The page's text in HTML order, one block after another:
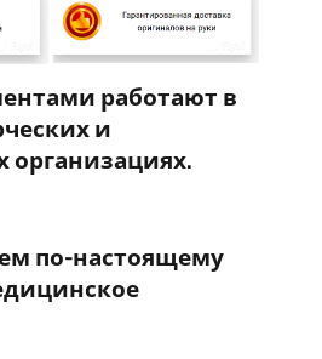
работают в
и
организациях.
по-настоящему